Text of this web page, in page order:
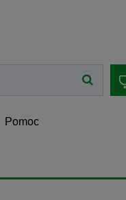
Pomoc